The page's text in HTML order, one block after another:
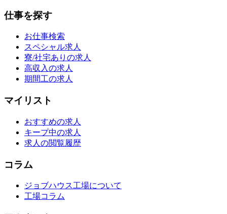
仕事を探す
お仕事検索
スペシャル求人
寮/社宅ありの求人
高収入の求人
期間工の求人
マイリスト
おすすめの求人
キープ中の求人
求人の閲覧履歴
コラム
ジョブハウス工場について
工場コラム